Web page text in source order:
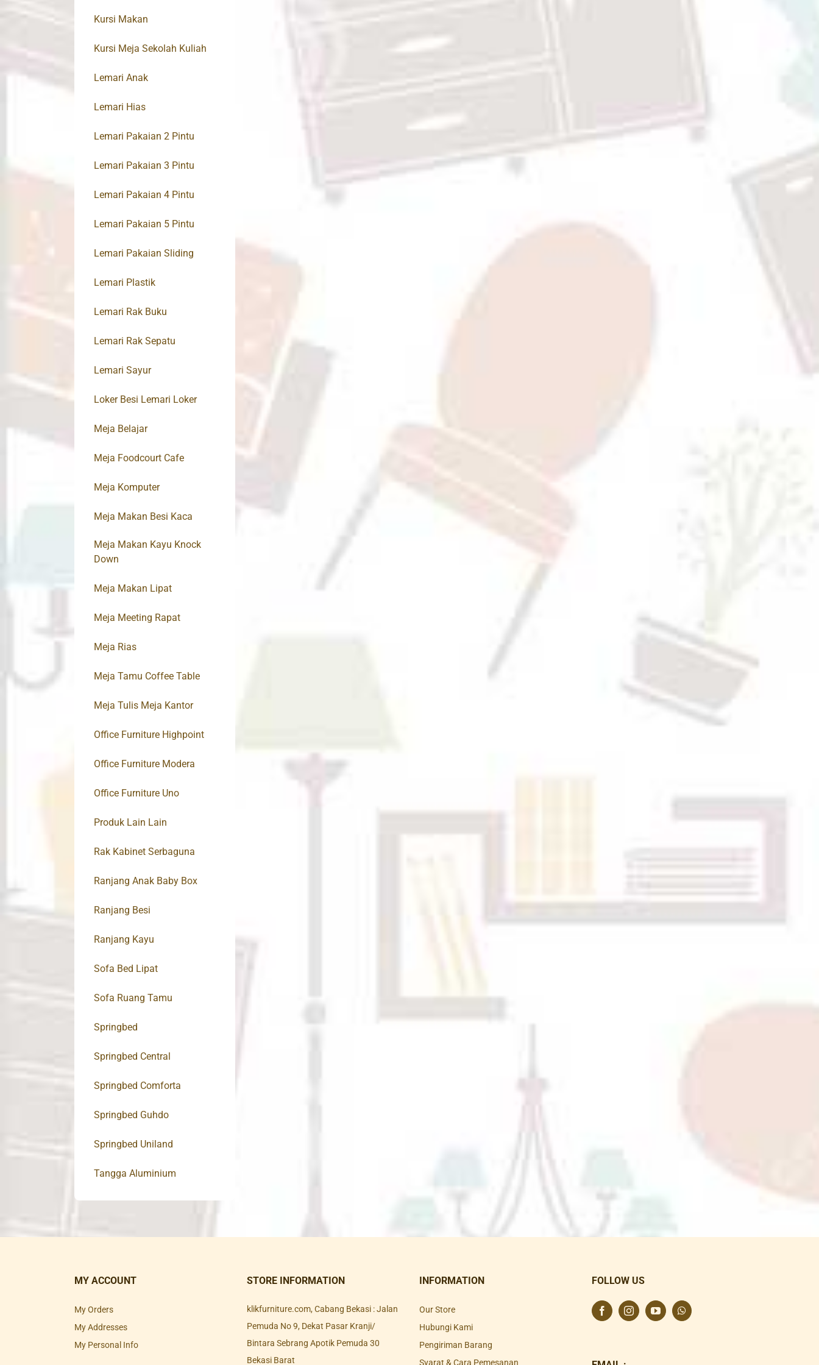
Kursi Makan
Kursi Meja Sekolah Kuliah
Lemari Anak
Lemari Hias
Lemari Pakaian 2 Pintu
Lemari Pakaian 3 Pintu
Lemari Pakaian 4 Pintu
Lemari Pakaian 5 Pintu
Lemari Pakaian Sliding
Lemari Plastik
Lemari Rak Buku
Lemari Rak Sepatu
Lemari Sayur
Loker Besi Lemari Loker
Meja Belajar
Meja Foodcourt Cafe
Meja Komputer
Meja Makan Besi Kaca
Meja Makan Kayu Knock
Down
Meja Makan Lipat
Meja Meeting Rapat
Meja Rias
Meja Tamu Coffee Table
Meja Tulis Meja Kantor
Office Furniture Highpoint
Office Furniture Modera
Office Furniture Uno
Produk Lain Lain
Rak Kabinet Serbaguna
Ranjang Anak Baby Box
Ranjang Besi
Ranjang Kayu
Sofa Bed Lipat
Sofa Ruang Tamu
Springbed
Springbed Central
Springbed Comforta
Springbed Guhdo
Springbed Uniland
Tangga Aluminium
MY ACCOUNT
My Orders
My Addresses
My Personal Info
STORE INFORMATION
klikfurniture.com, Cabang Bekasi : Jalan
Pemuda No 9, Dekat Pasar Kranji/
Bintara Sebrang Apotik Pemuda 30
Bekasi Barat
INFORMATION
Our Store
Hubungi Kami
Pengiriman Barang
Syarat & Cara Pemesanan
FOLLOW US